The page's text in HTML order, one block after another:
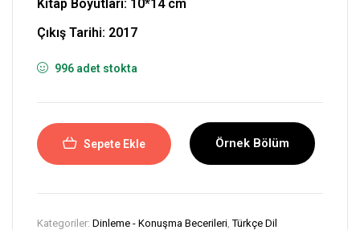
Kitap Boyutları: 10*14 cm
Çıkış Tarihi: 2017
996 adet stokta
Sepete Ekle Örnek Bölüm
Kategoriler: Dinleme - Konuşma Becerileri ,Türkçe Dil